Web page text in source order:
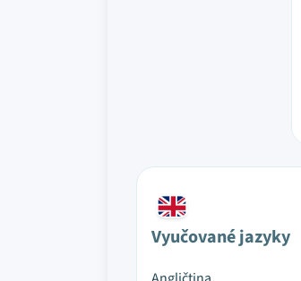
Vyučované jazyky